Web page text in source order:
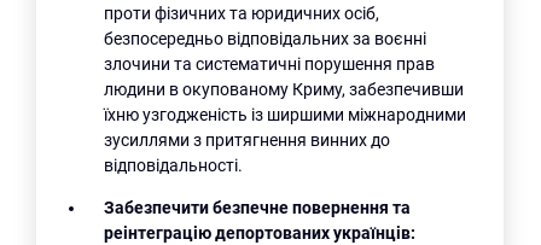
проти фізичних та юридичних осіб,
безпосередньо відповідальних за воєнні
злочини та систематичні порушення прав
людини в окупованому Криму, забезпечивши
їхню узгодженість із ширшими міжнародними
зусиллями з притягнення винних до
відповідальності.
Забезпечити безпечне повернення та
реінтеграцію депортованих українців: